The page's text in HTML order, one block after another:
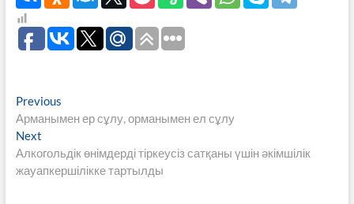
Навигация
по
записям
PreviousPrevious
post:
Арманымен ер сұлу, орманымен ел сұлу
NextNext
post:
Алкогольдік өнімдерді тіркеусіз сатқаны үшін әкімшілік
жауапкершілікке тартылды